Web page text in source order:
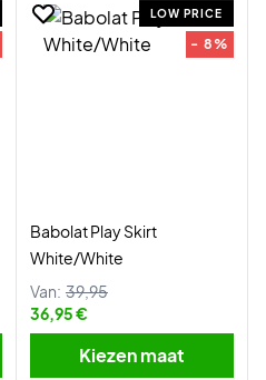
LOW PRICE
- 8%
Babolat Play Skirt
White/White
Van: 39,95
36,95 €
Kiezen maat